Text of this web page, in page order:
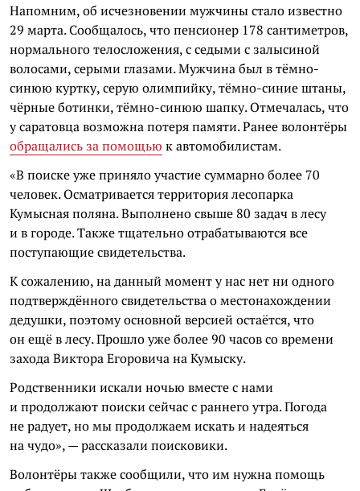
Напомним, об исчезновении мужчины стало известно
29 марта. Сообщалось, что пенсионер 178 сантиметров,
нормального телосложения, с седыми с залысиной
волосами, серыми глазами. Мужчина был в тёмно-
синюю куртку, серую олимпийку, тёмно-синие штаны,
чёрные ботинки, тёмно-синюю шапку. Отмечалась, что
у саратовца возможна потеря памяти. Ранее волонтёры
обращались за помощью к автомобилистам.
«В поиске уже приняло участие суммарно более 70
человек. Осматривается территория лесопарка
Кумысная поляна. Выполнено свыше 80 задач в лесу
и в городе. Также тщательно отрабатываются все
поступающие свидетельства.
К сожалению, на данный момент у нас нет ни одного
подтверждённого свидетельства о местонахождении
дедушки, поэтому основной версией остаётся, что
он ещё в лесу. Прошло уже более 90 часов со времени
захода Виктора Егоровича на Кумыску.
Родственники искали ночью вместе с нами
и продолжают поиски сейчас с раннего утра. Погода
не радует, но мы продолжаем искать и надеяться
на чудо», — рассказали поисковики.
Волонтёры также сообщили, что им нужна помощь